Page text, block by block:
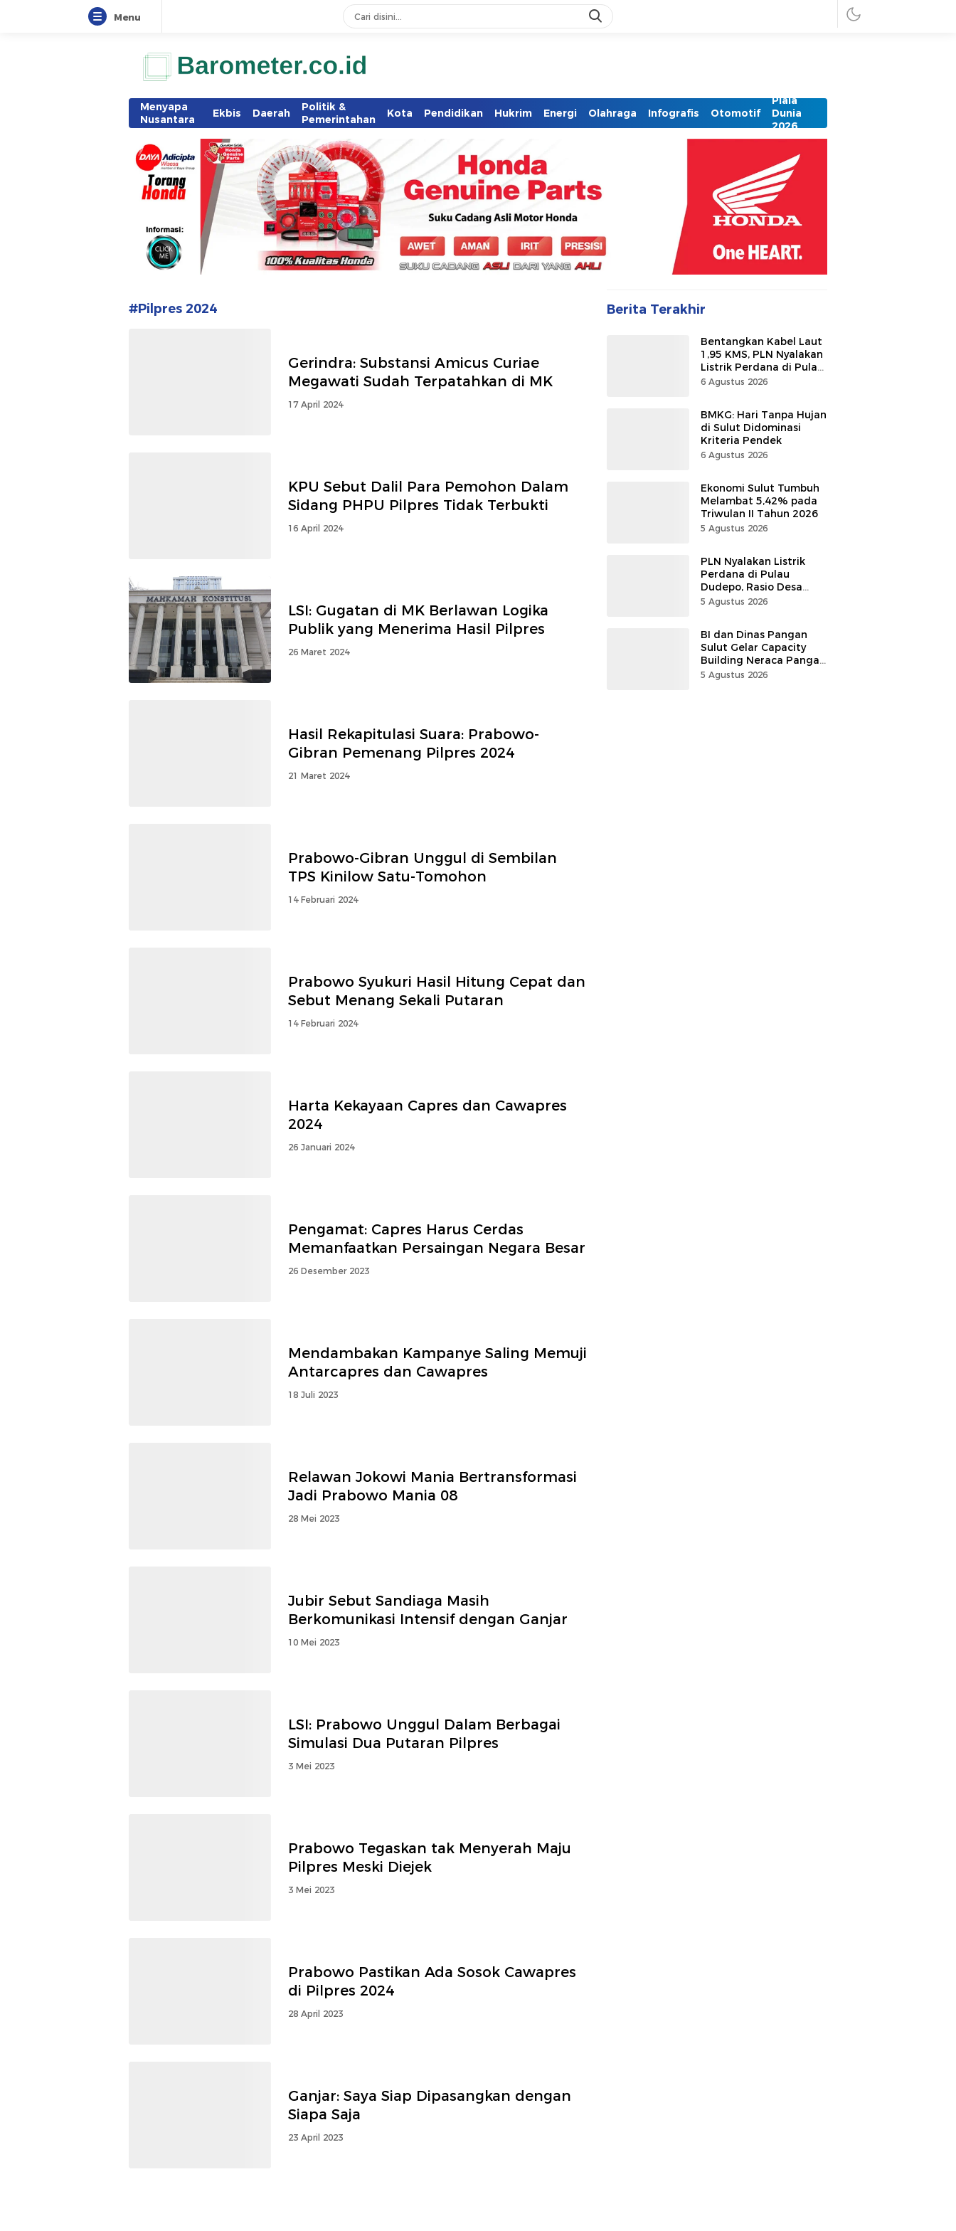
Menu
www.barometer.co.id
Berita Terkini di Sulawesi Utara
Menyapa
Nusantara
Ekbis Daerah
Politik &
Pemerintahan
Kota Pendidikan Hukrim Energi Olahraga Infografis Otomotif
Piala
Dunia
2026
#Pilpres 2024
Gerindra: Substansi Amicus Curiae
Megawati Sudah Terpatahkan di MK
17 April 2024
KPU Sebut Dalil Para Pemohon Dalam
Sidang PHPU Pilpres Tidak Terbukti
16 April 2024
LSI: Gugatan di MK Berlawan Logika
Publik yang Menerima Hasil Pilpres
26 Maret 2024
Hasil Rekapitulasi Suara: Prabowo-
Gibran Pemenang Pilpres 2024
21 Maret 2024
Prabowo-Gibran Unggul di Sembilan
TPS Kinilow Satu-Tomohon
14 Februari 2024
Prabowo Syukuri Hasil Hitung Cepat dan
Sebut Menang Sekali Putaran
14 Februari 2024
Harta Kekayaan Capres dan Cawapres
2024
26 Januari 2024
Pengamat: Capres Harus Cerdas
Memanfaatkan Persaingan Negara Besar
26 Desember 2023
Mendambakan Kampanye Saling Memuji
Antarcapres dan Cawapres
18 Juli 2023
Relawan Jokowi Mania Bertransformasi
Jadi Prabowo Mania 08
28 Mei 2023
Jubir Sebut Sandiaga Masih
Berkomunikasi Intensif dengan Ganjar
10 Mei 2023
LSI: Prabowo Unggul Dalam Berbagai
Simulasi Dua Putaran Pilpres
3 Mei 2023
Prabowo Tegaskan tak Menyerah Maju
Pilpres Meski Diejek
3 Mei 2023
Prabowo Pastikan Ada Sosok Cawapres
di Pilpres 2024
28 April 2023
Ganjar: Saya Siap Dipasangkan dengan
Siapa Saja
23 April 2023
Berita Terakhir
Bentangkan Kabel Laut
1,95 KMS, PLN Nyalakan
Listrik Perdana di Pulau
Dudepo, Desa Berlistrik
6 Agustus 2026
BMKG: Hari Tanpa Hujan
di Sulut Didominasi
Kriteria Pendek
6 Agustus 2026
Ekonomi Sulut Tumbuh
Melambat 5,42% pada
Triwulan II Tahun 2026
5 Agustus 2026
PLN Nyalakan Listrik
Perdana di Pulau
Dudepo, Rasio Desa
Berlistrik Provinsi
5 Agustus 2026
BI dan Dinas Pangan
Sulut Gelar Capacity
Building Neraca Pangan
Strategis
5 Agustus 2026